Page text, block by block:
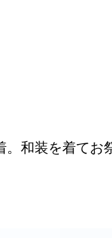
和装を着てお